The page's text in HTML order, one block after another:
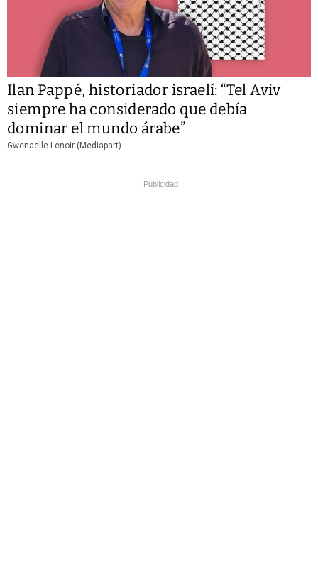
Ilan Pappé, historiador israelí: “Tel Aviv
siempre ha considerado que debía
dominar el mundo árabe”
Gwenaelle Lenoir (Mediapart)
Publicidad